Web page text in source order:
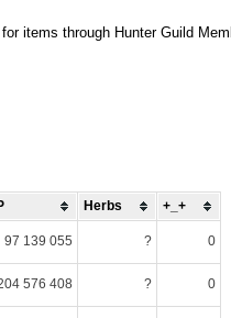
items through Hunter Guild
Herbs
+_+
97 139 055 ? 0
576 408 ? 0